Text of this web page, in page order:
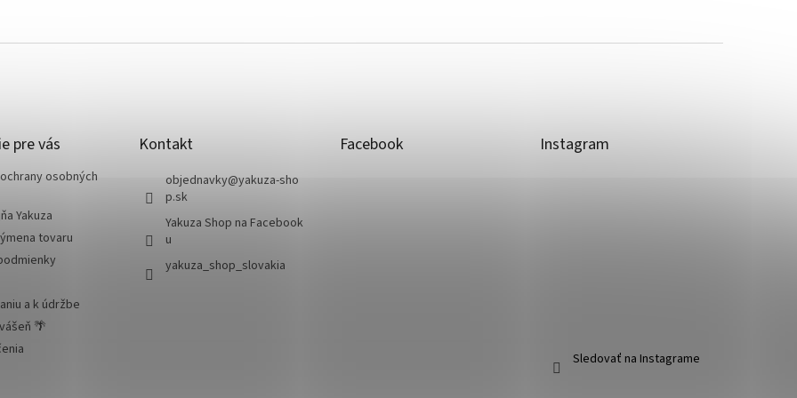
pre vás
osobných
Yakuza
tovaru
a k údržbe
🌴
Kontakt
objednavky@yakuza-sho
p.sk
Yakuza Shop na Facebook
u
yakuza_shop_slovakia
Facebook Instagram
Sledovať na Instagrame